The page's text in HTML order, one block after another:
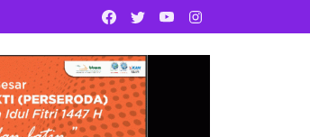
Facebook
TwitterYoutube